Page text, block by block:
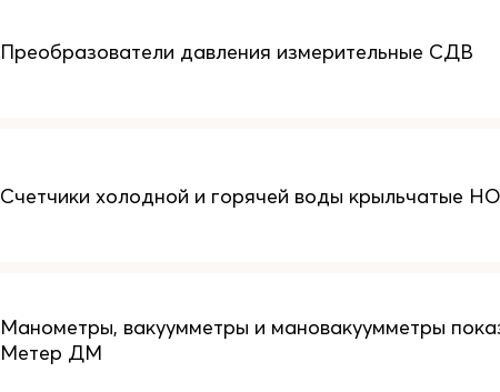
Преобразователи давления измерительные СДВ
Счетчики холодной и горячей воды крыльчатые
Манометры, вакуумметры и мановакуумметры
Метер ДМ